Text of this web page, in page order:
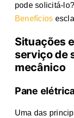
pode solicitá-
Benefícios
Situações
serviço de
mecânico
Pane
Uma das